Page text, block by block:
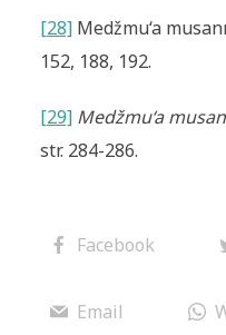
[28]Medžmu‘a
152, 188, 192.
[29] Medžmu‘a
str. 284-286.
Facebook
Email